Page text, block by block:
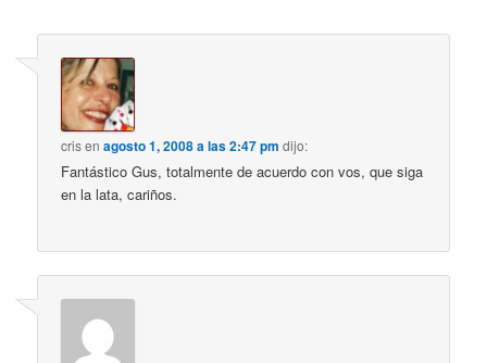
crisenagosto 1, 2008 a las 2:47 pm dijo:
Fantástico Gus, totalmente de acuerdo con vos, que siga
en la lata, cariños.